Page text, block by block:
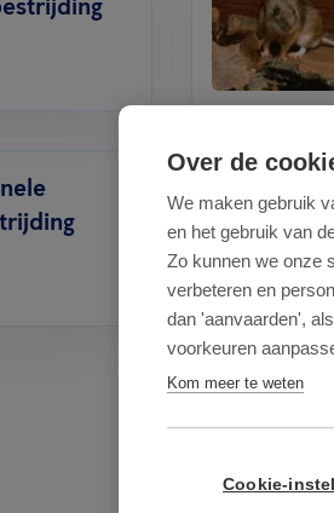
Over de
We maken gebruik
en het gebruik van
Zo kunnen we onze
verbeteren en
dan 'aanvaarden',
voorkeuren
Kom meer te weten
Cookie-